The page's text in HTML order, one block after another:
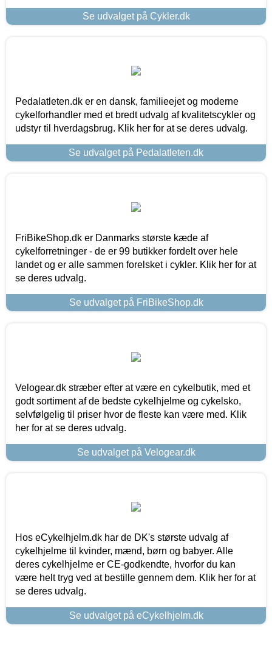
Se udvalget på Cykler.dk
Pedalatleten.dk er en dansk, familieejet og moderne
cykelforhandler med et bredt udvalg af kvalitetscykler og
udstyr til hverdagsbrug. Klik her for at se deres udvalg.
Se udvalget på Pedalatleten.dk
FriBikeShop.dk er Danmarks største kæde af
cykelforretninger - de er 99 butikker fordelt over hele
landet og er alle sammen forelsket i cykler. Klik her for at
se deres udvalg.
Se udvalget på FriBikeShop.dk
Velogear.dk stræber efter at være en cykelbutik, med et
godt sortiment af de bedste cykelhjelme og cykelsko,
selvfølgelig til priser hvor de fleste kan være med. Klik
her for at se deres udvalg.
Se udvalget på Velogear.dk
Hos eCykelhjelm.dk har de DK's største udvalg af
cykelhjelme til kvinder, mænd, børn og babyer. Alle
deres cykelhjelme er CE-godkendte, hvorfor du kan
være helt tryg ved at bestille gennem dem. Klik her for at
se deres udvalg.
Se udvalget på eCykelhjelm.dk